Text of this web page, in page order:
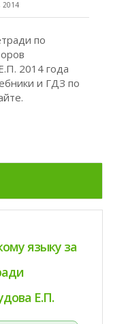
по
2014 года
и ГДЗ по
языку за
Е.П.